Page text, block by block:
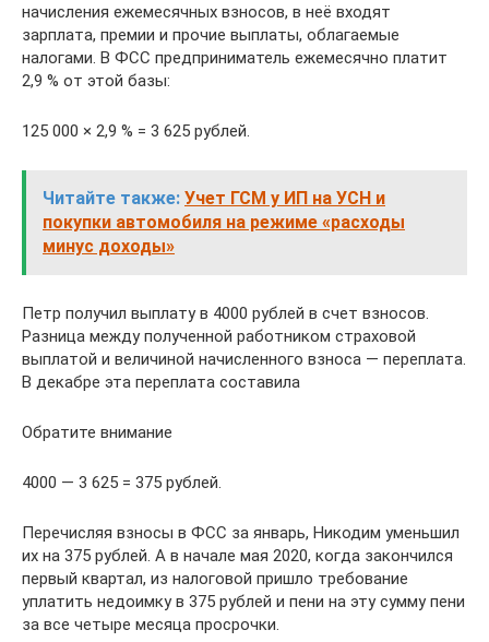
начисления ежемесячных взносов, в неё входят
зарплата, премии и прочие выплаты, облагаемые
налогами. В ФСС предприниматель ежемесячно платит
2,9 % от этой базы:
125 000 × 2,9 % = 3 625 рублей.
Читайте также: Учет ГСМ у ИП на УСН и
покупки автомобиля на режиме «расходы
минус доходы»
Петр получил выплату в 4000 рублей в счет взносов.
Разница между полученной работником страховой
выплатой и величиной начисленного взноса — переплата.
В декабре эта переплата составила
Обратите внимание
4000 — 3 625 = 375 рублей.
Перечисляя взносы в ФСС за январь, Никодим уменьшил
их на 375 рублей. А в начале мая 2020, когда закончился
первый квартал, из налоговой пришло требование
уплатить недоимку в 375 рублей и пени на эту сумму пени
за все четыре месяца просрочки.